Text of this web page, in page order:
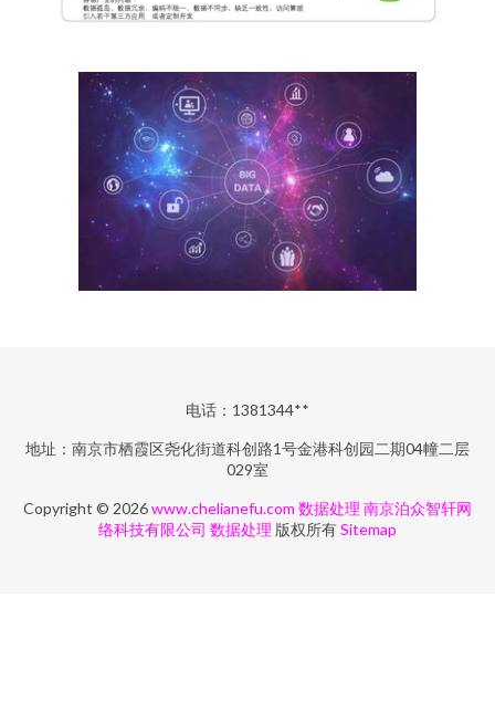
电话：1381344**
地址：南京市栖霞区尧化街道科创路1号金港科创园二期04幢二层
029室
Copyright © 2026www.chelianefu.com 数据处理 南京泊众智轩网
络科技有限公司 数据处理 版权所有Sitemap